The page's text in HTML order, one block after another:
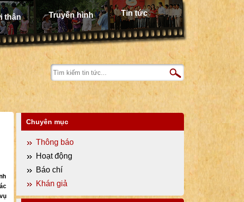
thân Truyền hình Tin tức
Chuyên mục
Thông báo
Hoạt động
Báo chí
Khán giả